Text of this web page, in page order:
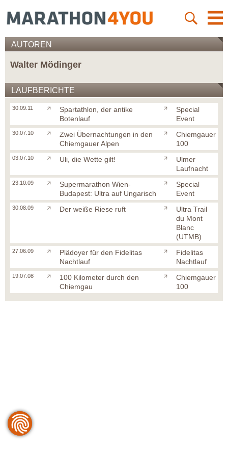
AUTOREN
Walter Mödinger
LAUFBERICHTE
30.09.11
Spartathlon, der antike
Botenlauf
Special
Event
30.07.10
Zwei Übernachtungen in den
Chiemgauer Alpen
Chiemgauer
100
03.07.10 Uli, die Wette gilt!
Ulmer
Laufnacht
23.10.09
Supermarathon Wien-
Budapest: Ultra auf Ungarisch
Special
Event
30.08.09 Der weiße Riese ruft
Ultra Trail
du Mont
Blanc
(UTMB)
27.06.09
Plädoyer für den Fidelitas
Nachtlauf
Fidelitas
Nachtlauf
19.07.08
100 Kilometer durch den
Chiemgau
Chiemgauer
100